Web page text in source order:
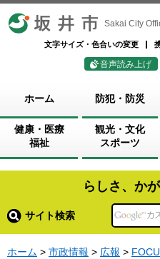
坂井市 Sakai City
文字サイズ・色合いの変更
音声読み上げ
ホーム 防犯・防災
健康・医療
福祉
観光・文化
スポーツ
らしさ、か
サイト検索
ホーム > 市政情報 > 広報 >